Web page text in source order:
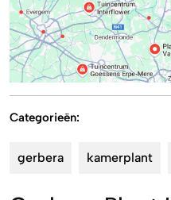
Categorieën:
gerbera kamerplant